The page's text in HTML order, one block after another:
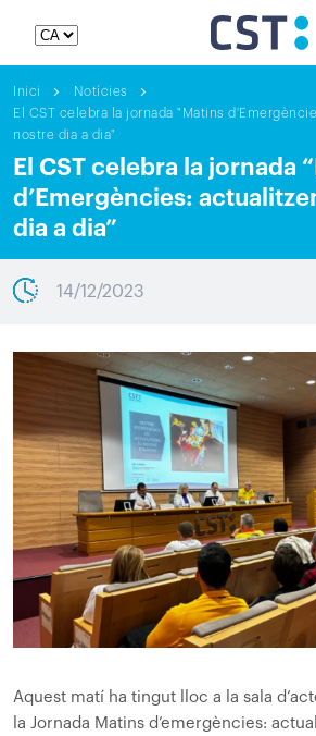
Inici
Notícies
El CST celebra la jornada "Matins
nostre dia a dia"
El CST celebra la jornada
d’Emergències:
dia a dia”
14/12/2023
Aquest matí ha tingut lloc a la sala
la Jornada Matins d’emergències: